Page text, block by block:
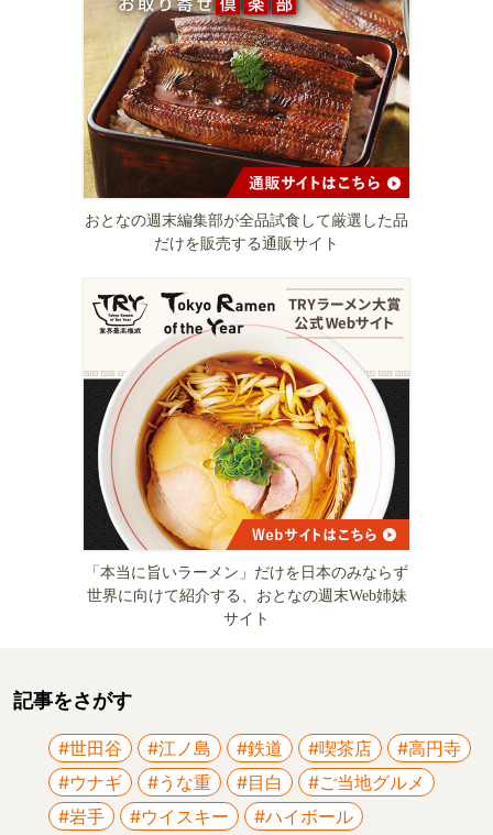
おとなの週末編集部が全品試食して厳選した品
だけを販売する通販サイト
「本当に旨いラーメン」だけを日本のみならず
世界に向けて紹介する、おとなの週末Web姉妹
サイト
記事をさがす
#世田谷 #江ノ島 #鉄道 #喫茶店
#高円寺
#ウナギ
#うな重 #目白
#ご当地グルメ
#岩手
#ウイスキー #ハイボール